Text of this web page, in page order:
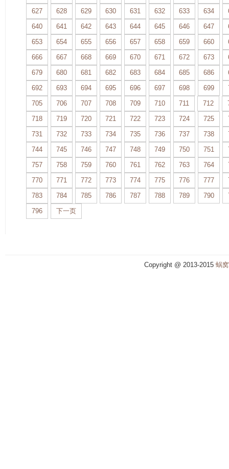
627
628 629 630 631 632 633 634
640
641 642 643 644 645 646 647
653
654 655 656 657 658 659 660
666
667 668 669 670 671 672 673
679
680 681 682 683 684 685 686
692
693 694 695 696 697 698 699
705
706 707 708 709 710 711 712
718
719 720 721 722 723 724 725
731
732 733 734 735 736 737 738
744
745 746 747 748 749 750 751
757
758 759 760 761 762 763 764
770
771 772 773 774 775 776 777
783
784 785 786 787 788 789 790
796
下一页
Copyright @ 2013-2015 蜗